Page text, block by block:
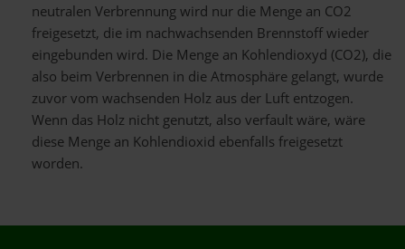
neutralen Verbrennung wird nur die Menge an CO2
freigesetzt, die im nachwachsenden Brennstoff wieder
eingebunden wird. Die Menge an Kohlendioxyd (CO2), die
also beim Verbrennen in die Atmosphäre gelangt, wurde
zuvor vom wachsenden Holz aus der Luft entzogen.
Wenn das Holz nicht genutzt, also verfault wäre, wäre
diese Menge an Kohlendioxid ebenfalls freigesetzt
worden.